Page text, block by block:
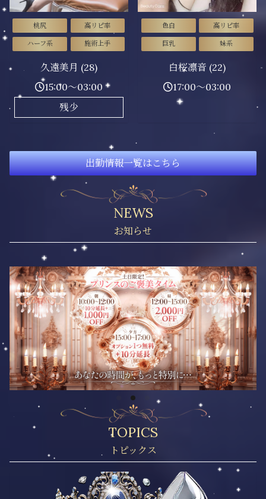
桃尻 高リピ率
ハーフ系 施術上手
久遠美月 (28)
15:00～03:00
残少
色白 高リピ率
巨乳 妹系
白桜凛音 (22)
17:00～03:00
出勤情報一覧はこちら
NEWS
TOPICS